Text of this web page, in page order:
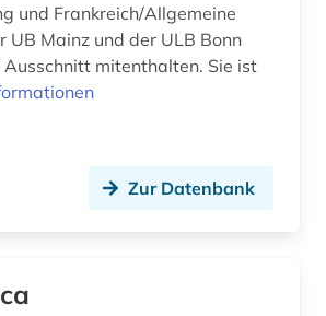
kulturgeschichte (1)
kulturwissenschaften (17)
kunstrichtung (1)
und Frankreich/Allgemeine
mitenthalten. Sie ist
Zur Datenbank